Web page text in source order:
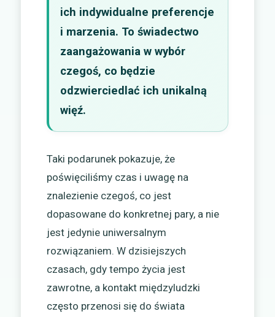
ich indywidualne preferencje
i marzenia. To świadectwo
zaangażowania w wybór
czegoś, co będzie
odzwierciedlać ich unikalną
więź.
Taki podarunek pokazuje, że
poświęciliśmy czas i uwagę na
znalezienie czegoś, co jest
dopasowane do konkretnej pary, a nie
jest jedynie uniwersalnym
rozwiązaniem. W dzisiejszych
czasach, gdy tempo życia jest
zawrotne, a kontakt międzyludzki
często przenosi się do świata